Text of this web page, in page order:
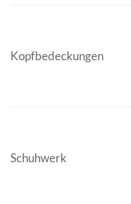
Kopfbedeckungen
Schuhwerk